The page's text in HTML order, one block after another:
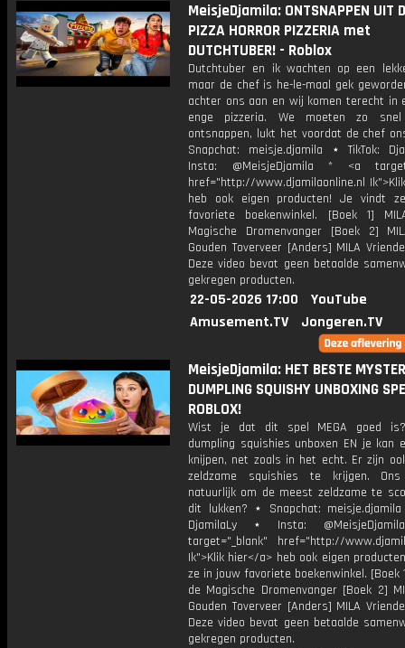
MeisjeDjamila: ONTSNAPPEN UIT
PIZZA HORROR PIZZERIA met
DUTCHTUBER! - Roblox
Dutchtuber en ik wachten op een
maar de chef is he-le-maal gek
achter ons aan en wij komen terecht in
enge pizzeria. We moeten zo snel
ontsnappen, lukt het voordat de chef
Snapchat: meisje.djamila ⋆ TikTok:
Insta: @MeisjeDjamila * <a
href="http://www.djamilaonline.nl
heb ook eigen producten! Je vindt
favoriete boekenwinkel. [Boek 1]
Magische Dromenvanger [Boek 2]
Gouden Toverveer [Anders] MILA
Deze video bevat geen betaalde
gekregen producten.
22-05-2026 17:00
YouTube
Amusement.TV
Jongeren.TV
MeisjeDjamila: HET BESTE
DUMPLING SQUISHY UNBOXING
ROBLOX!
Wist je dat dit spel MEGA goed
dumpling squishies unboxen EN je kan
knijpen, net zoals in het echt. Er zijn
zeldzame squishies te krijgen.
natuurlijk om de meest zeldzame te
dit lukken? ⋆ Snapchat: meisje.djamila
DjamilaLy ⋆ Insta:
target="_blank" href="http://
Ik">Klik hier</a> heb ook eigen
ze in jouw favoriete boekenwinkel. [Boek
de Magische Dromenvanger [Boek 2]
Gouden Toverveer [Anders] MILA
Deze video bevat geen betaalde
gekregen producten.